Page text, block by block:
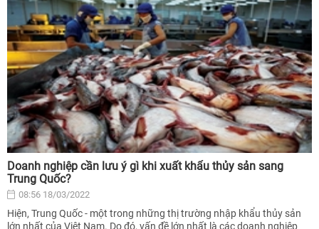
Doanh nghiệp cần lưu ý gì khi xuất khẩu thủy sản sang
Trung Quốc?
08:56 18/03/2022
Hiện, Trung Quốc - một trong những thị trường nhập khẩu thủy sản
lớn nhất của Việt Nam. Do đó, vấn đề lớn nhất là các doanh nghiệp